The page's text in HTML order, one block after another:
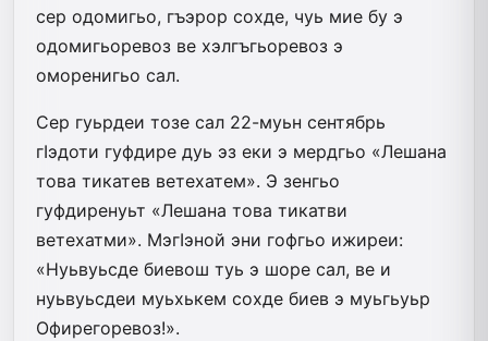
сер одомигьо, гъэрор сохде, чуь мие бу э
одомигьоревоз ве хэлгъгьоревоз э
оморенигьо сал.
Сер гуьрдеи тозе сал 22-муьн сентябрь
гIэдоти гуфдире дуь эз еки э мердгьо «Лешана
това тикатев ветехатем». Э зенгьо
гуфдиренуьт «Лешана това тикатви
ветехатми». МэгIэной эни гофгьо ижиреи:
«Нуьвуьсде биевош туь э шоре сал, ве и
нуьвуьсдеи муьхькем сохде биев э муьгьуьр
Офирегоревоз!».